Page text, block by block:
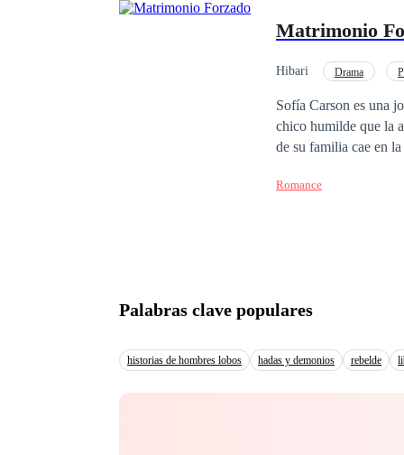
Matrimonio
Hibari Drama
Sofía Carson es una
chico humilde que la
de su familia cae en
enamorado de Sofía
Romance
Palabras clave populares
historias de hombres lobos hadas y demonios rebelde